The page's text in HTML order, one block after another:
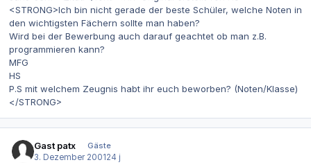
<STRONG>Ich bin nicht gerade der beste Schüler, welche Noten in
den wichtigsten Fächern sollte man haben?
Wird bei der Bewerbung auch darauf geachtet ob man z.B.
programmieren kann?
MFG
HS
P.S mit welchem Zeugnis habt ihr euch beworben? (Noten/Klasse)
</STRONG>
Gast patx
Gäste
3. Dezember 200124 j